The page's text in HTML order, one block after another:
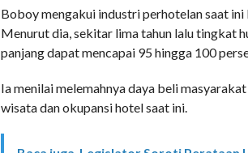
Boboy mengakui industri perhotelan saat
Menurut dia, sekitar lima tahun lalu tingkat
panjang dapat mencapai 95 hingga 100
Ia menilai melemahnya daya beli
wisata dan okupansi hotel saat ini.